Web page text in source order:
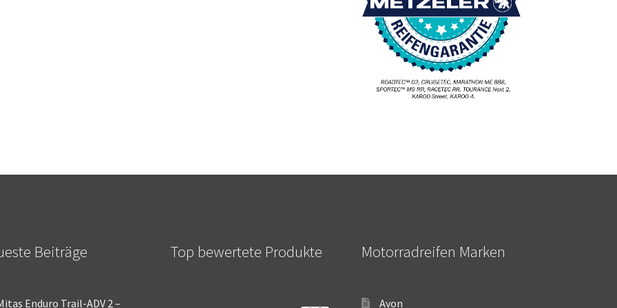
Beiträge
Enduro Trail-ADV 2 –
Top bewertete Produkte Motorradreifen Marken
Avon